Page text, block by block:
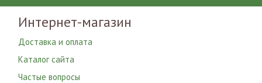
Интернет-магазин
Доставка и оплата
Каталог сайта
Частые вопросы